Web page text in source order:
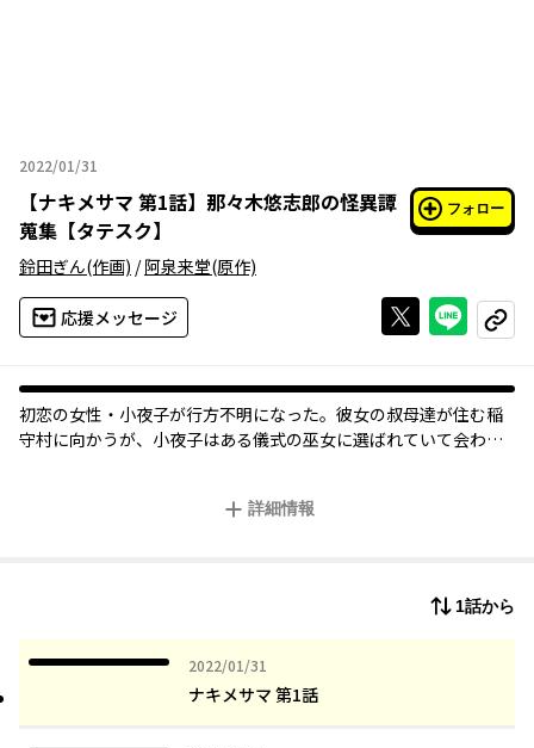
2022/01/31
2022年01月31日
【ナキメサマ 第1話】 那々木悠志郎の怪異譚
蒐集【タテスク】
フォロー
鈴田ぎん(作画) /阿泉来堂(原作)
応援メッセージ Xで投稿する
ライン
コピー
初恋の女性・小夜子が行方不明になった。彼女の叔母達が住む稲
守村に向かうが、小夜子はある儀式の巫女に選ばれていて会わせ
詳細情報
1話から
2022/01/31
2022年01月31日
ナキメサマ 第1話